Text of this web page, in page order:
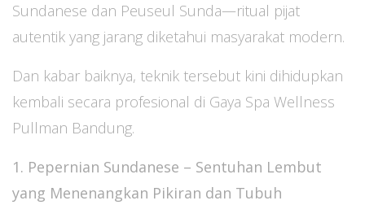
Sundanese dan Peuseul Sunda—ritual pijat
autentik yang jarang diketahui masyarakat modern.
Dan kabar baiknya, teknik tersebut kini dihidupkan
kembali secara profesional di Gaya Spa Wellness
Pullman Bandung.
1. Pepernian Sundanese – Sentuhan Lembut
yang Menenangkan Pikiran dan Tubuh